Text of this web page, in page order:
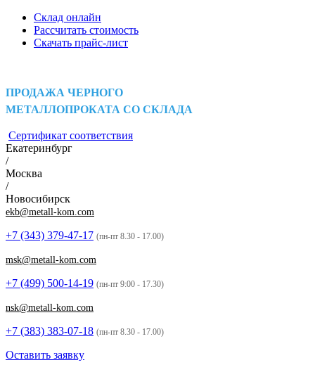
Склад онлайн
Рассчитать стоимость
Скачать прайс-лист
ПРОДАЖА ЧЕРНОГО
МЕТАЛЛОПРОКАТА СО СКЛАДА
Сертификат соответствия
Екатеринбург
/
Москва
/
Новосибирск
ekb@metall-kom.com
+7 (343) 379-47-17 (пн-пт 8.30 - 17.00)
msk@metall-kom.com
+7 (499) 500-14-19 (пн-пт 9:00 - 17.30)
nsk@metall-kom.com
+7 (383) 383-07-18 (пн-пт 8.30 - 17.00)
Оставить заявку